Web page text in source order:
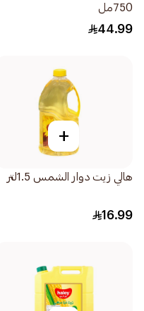
750مل
44.99
+
هالي زيت دوار الشمس 1.5لتر
16.99